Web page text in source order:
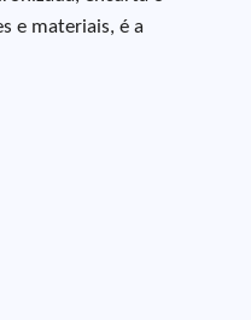
e materiais, é a